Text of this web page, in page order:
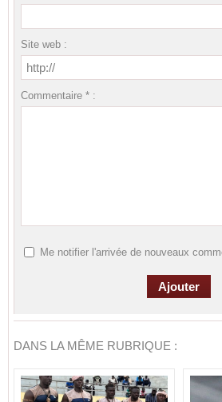
Site web :
Commentaire * :
Me notifier l'arrivée de nouveaux
DANS LA MÊME RUBRIQUE :